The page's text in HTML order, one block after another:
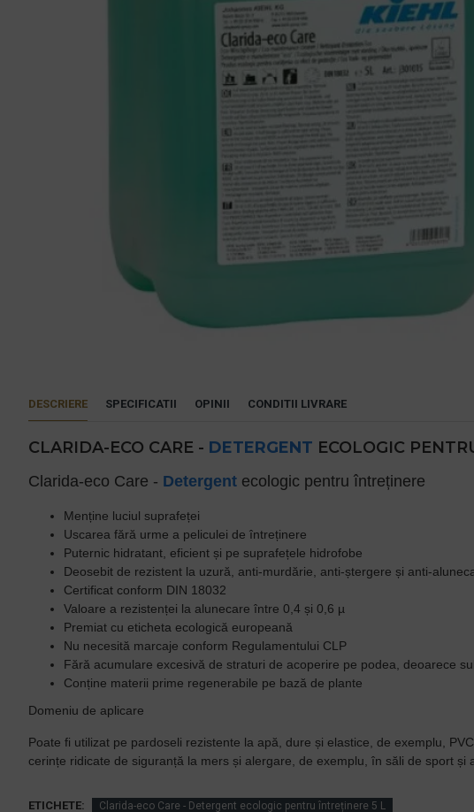
DESCRIERE SPECIFICATII OPINII CONDITII LIVRARE
CLARIDA-ECO CARE - DETERGENT ECOLOGIC
Clarida-eco Care - Detergent ecologic pentru întreținere
Menține luciul suprafeței
Uscarea fără urme a peliculei de întreținere
Puternic hidratant, eficient și pe suprafețele hidrofobe
Deosebit de rezistent la uzură, anti-murdărie, anti-ștergere și anti-
Certificat conform DIN 18032
Valoare a rezistenței la alunecare între 0,4 și 0,6 µ
Premiat cu eticheta ecologică europeană
Nu necesită marcaje conform Regulamentului CLP
Fără acumulare excesivă de straturi de acoperire pe podea, deoarece
Conține materii prime regenerabile pe bază de plante
Domeniu de aplicare
Poate fi utilizat pe pardoseli rezistente la apă, dure și elastice, de exemplu, PVC,
cerințe ridicate de siguranță la mers și alergare, de exemplu, în săli de sport și
ETICHETE: Clarida-eco Care - Detergent ecologic pentru întreținere 5 L